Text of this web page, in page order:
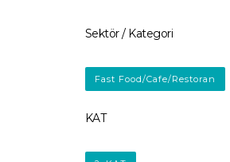
Sektör / Kategori
Fast Food/Cafe/Restoran
KAT